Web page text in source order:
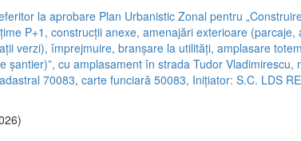
la aprobare Plan Urbanistic Zonal pentru
P+1, construcții anexe, amenajări exterioare (parcaje,
verzi), împrejmuire, branșare la utilități, amplasare
șantier)”, cu amplasament în strada Tudor Vladimirescu,
70083, carte funciară 50083, Inițiator: S.C. LDS